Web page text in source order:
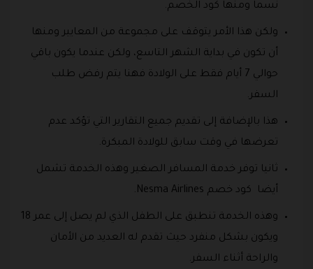
نسما ومنها كود الخصم.
ولكن هذا الأمر يتوقف على مجموعة من المعايير ومنها
أن تكون في بداية الشهر التاسع، ولكن عندما يكون باقي
حوالي 7 أيام فقط على الولادة فهنا يتم رفض طلب
السفر.
هذا بالإضافة إلى تقديم جميع التقارير التي تؤكد عدم
تعرضها في وقت سابق للولادة المبكرة.
ثانيا توفر خدمة المسافر الصغير وهذه الخدمة تشمل
أيضا كود خصم Nesma Airlines.
وهذه الخدمة تنطبق على الطفل الذي لم يصل إلى عمر 18
ويكون بشكل منفرد حيث تقدم له العديد من الأمان
والراحة أثناء السفر.